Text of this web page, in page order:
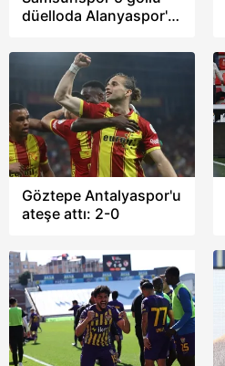
düelloda Alanyaspor'u
Göztepe Antalyaspor'u
ateşe attı: 2-0